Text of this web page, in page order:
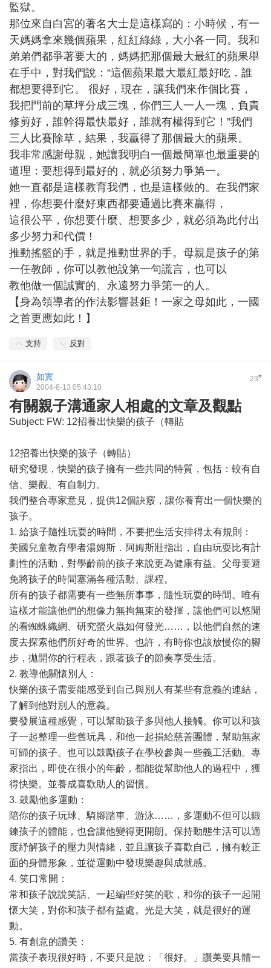
監獄。
那位來自白宮的著名大士是這樣寫的：小時候，有一
天媽媽拿來幾個蘋果，紅紅綠綠，大小各一同。我和
弟弟們都爭著要大的，媽媽把那個最大最紅的蘋果舉
在手中，對我們說：“這個蘋果最大最紅最好吃．誰
都想要得到它。 很好，現在，讓我們來作個比賽，
我把門前的草坪分成三塊，你們三人一人一塊，負責
修剪好，誰幹得最快最好，誰就有權得到它！”我們
三人比賽除草，結果，我贏得了那個最大的蘋果。
我非常感謝母親，她讓我明白一個最簡單也最重要的
道理：要想得到最好的，就必須努力爭第一。
她一直都是這樣教育我們，也是這樣做的。在我們家
裡，你想要什麼好東西都要通過比賽來贏得，
這很公平，你想要什麼、想要多少，就必須為此付出
多少努力和代價！
推動搖籃的手，就是推動世界的手。母親是孩子的第
一任教師，你可以教他說第一句謊言，也可以
教他做一個誠實的、永遠努力爭第一的人。
【身為領導者的作法影響甚鉅！一家之母如此，一國
之首更應如此！】
支持 反對
23#
如實
2004-8-13 05:43:10
有關親子溝通家人相處的文章及觀點
Subject: FW: 12招養出快樂的孩子（轉貼
12招養出快樂的孩子（轉貼）
研究發現，快樂的孩子擁有一些共同的特質，包括：較有自
信、樂觀、有自制力。
我們整合專家意見，提供12個訣竅，讓你養育出一個快樂的
孩子。
1. 給孩子隨性玩耍的時間，不要把生活安排得太有規則：
美國兒童教育學者湯姆斯．阿姆斯壯指出，自由玩耍比有計
劃性的活動，對學齡前的孩子來說更為健康有益。父母要避
免將孩子的時間塞滿各種活動、課程。
所有的孩子都需要有一些無所事事，隨性玩耍的時間。唯有
這樣才能讓他們的想像力無拘無束的發揮，讓他們可以悠閒
的看蜘蛛織網、研究螢火蟲如何發光……，以他們自然的速
度去探索他們所好奇的世界。也許，有時你也該放慢你的腳
步，拋開你的行程表，跟著孩子的節奏享受生活。
2. 教導他關懷別人：
快樂的孩子需要能感受到自己與別人有某些有意義的連結，
了解到他對別人的意義。
要發展這種感覺，可以幫助孩子多與他人接觸。你可以和孩
子一起整理一些舊玩具，和他一起捐給慈善團體，幫助無家
可歸的孩子。也可以鼓勵孩子在學校參與一些義工活動。專
家指出，即使在很小的年齡，都能從幫助他人的過程中，獲
得快樂。並養成喜歡助人的習慣。
3. 鼓勵他多運動：
陪你的孩子玩球、騎腳踏車、游泳……，多運動不但可以鍛
鍊孩子的體能，也會讓他變得更開朗。保持動態生活可以適
度紓解孩子的壓力與情緒，並且讓孩子喜歡自己，擁有較正
面的身體形象，並從運動中發現樂趣與成就感。
4. 笑口常開：
常和孩子說說笑話、一起編些好笑的歌，和你的孩子一起開
懷大笑，對你和孩子都有益處。光是大笑，就是很好的運
動。
5. 有創意的讚美：
當孩子表現很好時，不要只是說：「很好。」讚美要具體一